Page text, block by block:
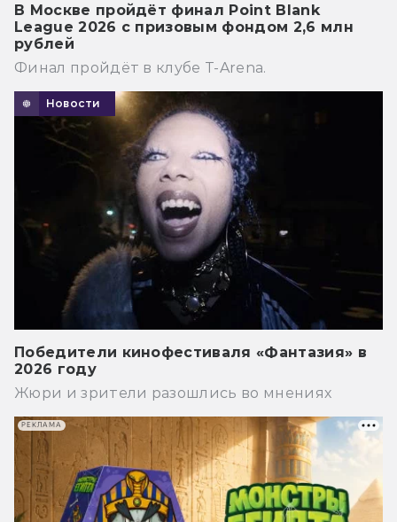
В Москве пройдёт финал Point Blank
League 2026 с призовым фондом 2,6 млн
рублей
Финал пройдёт в клубе T-Arena.
Новости
Победители кинофестиваля «Фантазия» в
2026 году
Жюри и зрители разошлись во мнениях
РЕКЛАМА